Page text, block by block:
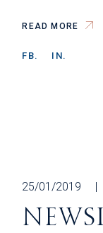
READ MORE
FB. IN.
25/01/2019